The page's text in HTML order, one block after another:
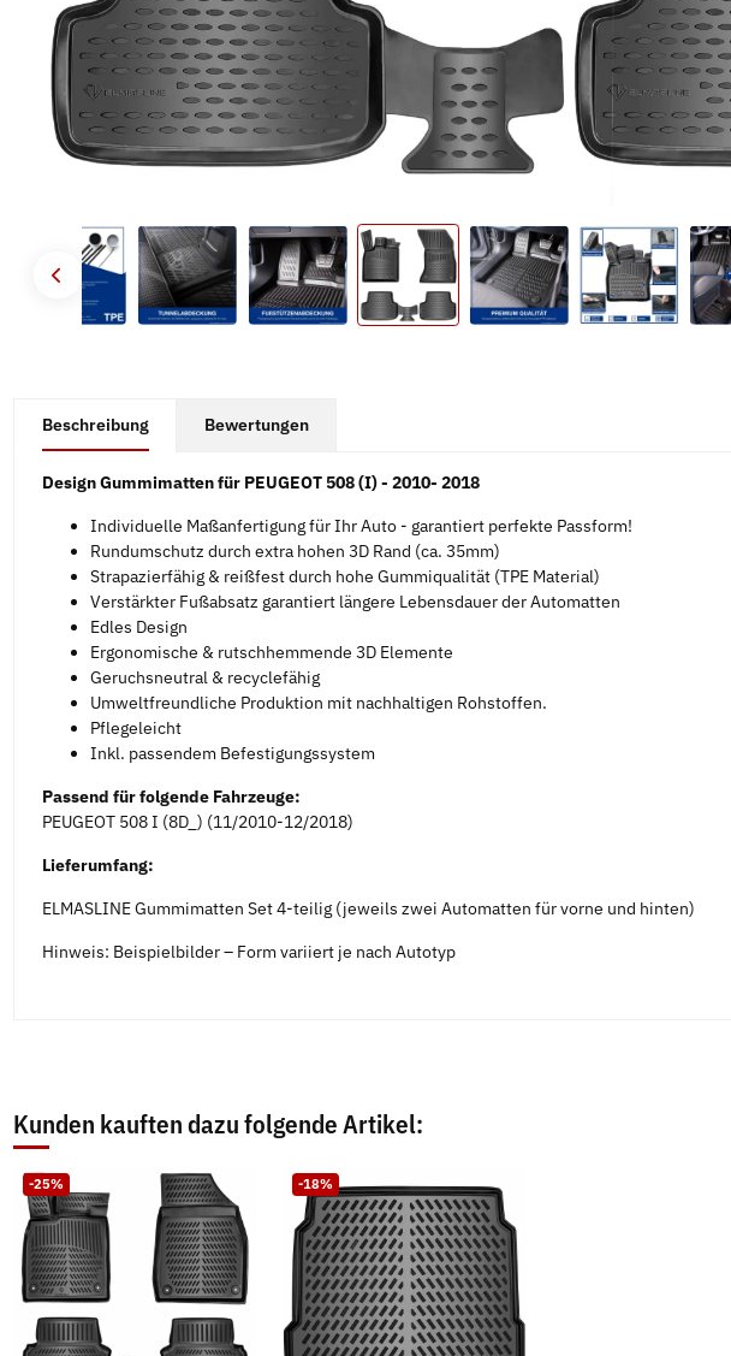
Beschreibung Bewertungen
Design Gummimatten für PEUGEOT 508 (I) - 2010- 2018
Individuelle Maßanfertigung für Ihr Auto - garantiert perfekte Passform!
Rundumschutz durch extra hohen 3D Rand (ca. 35mm)
Strapazierfähig & reißfest durch hohe Gummiqualität (TPE Material)
Verstärkter Fußabsatz garantiert längere Lebensdauer der Automatten
Edles Design
Ergonomische & rutschhemmende 3D Elemente
Geruchsneutral & recyclefähig
Umweltfreundliche Produktion mit nachhaltigen Rohstoffen.
Pflegeleicht
Inkl. passendem Befestigungssystem
Passend für folgende Fahrzeuge:
PEUGEOT 508 I (8D_) (11/2010-12/2018)
Lieferumfang:
ELMASLINE Gummimatten Set 4-teilig (jeweils zwei Automatten für vorne und hinten)
Hinweis: Beispielbilder – Form variiert je nach Autotyp
Kunden kauften dazu folgende Artikel:
-25% -18%